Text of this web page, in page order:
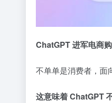
ChatGPT 进军电商
不单单是消费者，面
这意味着 ChatGPT